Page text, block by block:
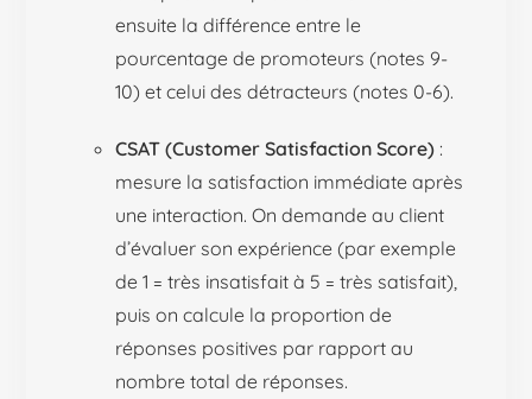
ensuite la différence entre le
pourcentage de promoteurs (notes 9-
10) et celui des détracteurs (notes 0-6).
CSAT (Customer Satisfaction Score) :
mesure la satisfaction immédiate après
une interaction. On demande au client
d’évaluer son expérience (par exemple
de 1 = très insatisfait à 5 = très satisfait),
puis on calcule la proportion de
réponses positives par rapport au
nombre total de réponses.